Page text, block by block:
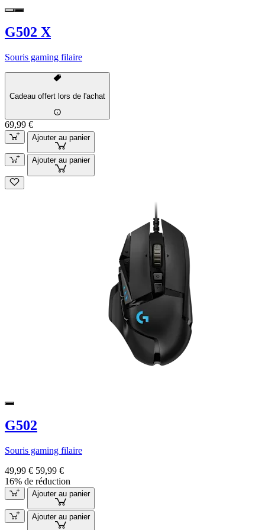
G502 X
Souris gaming filaire
Cadeau offert lors de l'achat
69,99 €
Ajouter au panier
Ajouter au panier
G502
Souris gaming filaire
49,99 € 59,99 €
16% de réduction
Ajouter au panier
Ajouter au panier